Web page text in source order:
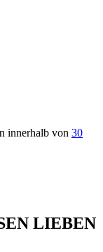
innerhalb von 30
LIEBEN